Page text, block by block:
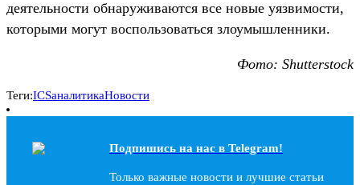
деятельности обнаруживаются все новые уязвимости,
которыми могут воспользоваться злоумышленники.
Фото: Shutterstock
Теги:ICSаналитикаНовости
Подпишись на наc в Telegram!
Только важные новости и лучшие статьи